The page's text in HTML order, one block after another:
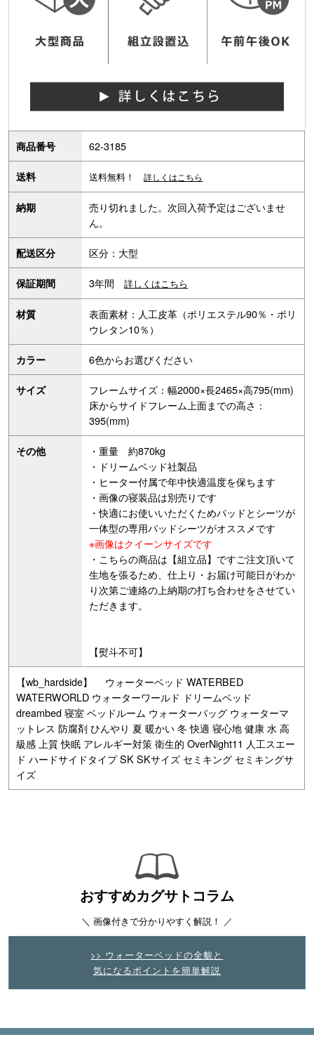
商品番号 62-3185
送料 送料無料！ 詳しくはこちら
納期
売り切れました。次回入荷予定はございませ
ん。
配送区分 区分：大型
保証期間 3年間詳しくはこちら
材質
表面素材：人工皮革（ポリエステル90％・ポリ
ウレタン10％）
カラー 6色からお選びください
サイズ
フレームサイズ：幅2000×長2465×高795(mm)
床からサイドフレーム上面までの高さ：
395(mm)
その他
・重量 約870kg
・ドリームベッド社製品
・ヒーター付属で年中快適温度を保ちます
・画像の寝装品は別売りです
・快適にお使いいただくためパッドとシーツが
一体型の専用パッドシーツがオススメです
※画像はクイーンサイズです
・こちらの商品は【組立品】ですご注文頂いて
生地を張るため、仕上り・お届け可能日がわか
り次第ご連絡の上納期の打ち合わせをさせてい
ただきます。
【熨斗不可】
【wb_hardside】 ウォーターベッド WATERBED
WATERWORLD ウォーターワールド ドリームベッド
dreambed 寝室 ベッドルーム ウォーターバッグ ウォーターマ
ットレス 防腐剤 ひんやり 夏 暖かい 冬 快適 寝心地 健康 水 高
級感 上質 快眠 アレルギー対策 衛生的 OverNight11 人工スエー
ド ハードサイドタイプ SK SKサイズ セミキング セミキングサ
イズ
おすすめカグサトコラム
＼ 画像付きで分かりやすく解説！ ／
>> ウォーターベッドの全貌と
気になるポイントを簡単解説